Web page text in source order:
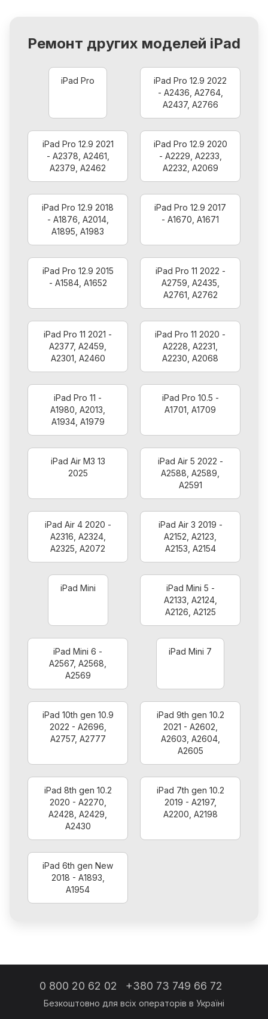
Ремонт других моделей iPad
iPad Pro
iPad Pro 12.9 2022
- A2436, A2764,
A2437, A2766
iPad Pro 12.9 2021
- A2378, A2461,
A2379, A2462
iPad Pro 12.9 2020
- A2229, A2233,
A2232, A2069
iPad Pro 12.9 2018
- A1876, A2014,
A1895, A1983
iPad Pro 12.9 2017
- A1670, A1671
iPad Pro 12.9 2015
- A1584, A1652
iPad Pro 11 2022 -
A2759, A2435,
A2761, A2762
iPad Pro 11 2021 -
A2377, A2459,
A2301, A2460
iPad Pro 11 2020 -
A2228, A2231,
A2230, A2068
iPad Pro 11 -
A1980, A2013,
A1934, A1979
iPad Pro 10.5 -
A1701, A1709
iPad Air M3 13
2025
iPad Air 5 2022 -
A2588, A2589,
A2591
iPad Air 4 2020 -
A2316, A2324,
A2325, A2072
iPad Air 3 2019 -
A2152, A2123,
A2153, A2154
iPad Mini
iPad Mini 5 -
A2133, A2124,
A2126, A2125
iPad Mini 6 -
A2567, A2568,
A2569
iPad Mini 7
iPad 10th gen 10.9
2022 - A2696,
A2757, A2777
iPad 9th gen 10.2
2021 - A2602,
A2603, A2604,
A2605
iPad 8th gen 10.2
2020 - A2270,
A2428, A2429,
A2430
iPad 7th gen 10.2
2019 - A2197,
A2200, A2198
iPad 6th gen New
2018 - A1893,
A1954
0 800 20 62 02 +380 73 749 66 72